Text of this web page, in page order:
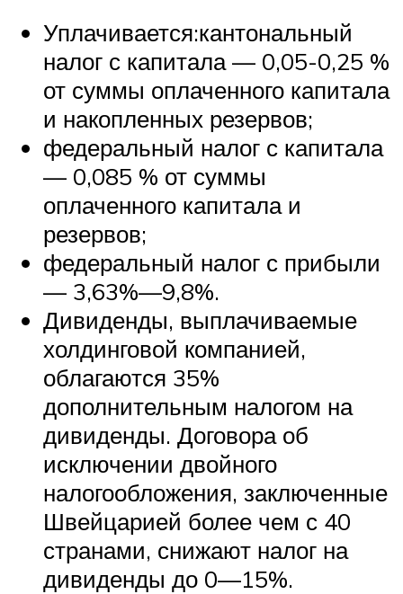
Уплачивается:кантональный
налог с капитала — 0,05-0,25 %
от суммы оплаченного капитала
и накопленных резервов;
федеральный налог с капитала
— 0,085 % от суммы
оплаченного капитала и
резервов;
федеральный налог с прибыли
— 3,63%—9,8%.
Дивиденды, выплачиваемые
холдинговой компанией,
облагаются 35%
дополнительным налогом на
дивиденды. Договора об
исключении двойного
налогообложения, заключенные
Швейцарией более чем с 40
странами, снижают налог на
дивиденды до 0—15%.